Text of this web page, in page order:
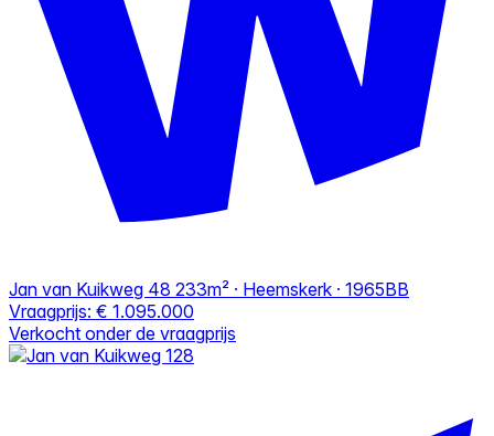
Jan van Kuikweg 48 233m² · Heemskerk · 1965BB
Vraagprijs: € 1.095.000
Verkocht onder de vraagprijs